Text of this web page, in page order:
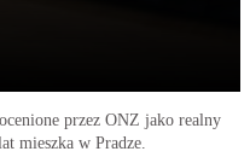
przez ONZ jako realny
mieszka w Pradze.